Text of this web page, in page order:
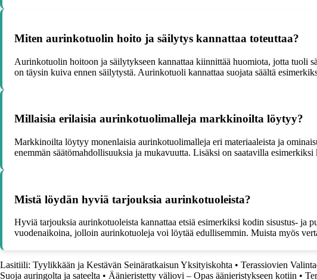
Miten aurinkotuolin hoito ja säilytys kannattaa toteuttaa?
Aurinkotuolin hoitoon ja säilytykseen kannattaa kiinnittää huomiota, jotta tuoli
on täysin kuiva ennen säilytystä. Aurinkotuoli kannattaa suojata säältä
Millaisia erilaisia aurinkotuolimalleja markkinoilta löytyy?
Markkinoilta löytyy monenlaisia aurinkotuolimalleja eri materiaaleista ja
enemmän säätömahdollisuuksia ja mukavuutta. Lisäksi on saatavilla
Mistä löydän hyviä tarjouksia aurinkotuoleista?
Hyviä tarjouksia aurinkotuoleista kannattaa etsiä esimerkiksi kodin sisustus- ja
vuodenaikoina, jolloin aurinkotuoleja voi löytää edullisemmin. Muista myös
Lasitiili: Tyylikkään ja Kestävän Seinäratkaisun Yksityiskohta • Terassiovien
Suoja auringolta ja sateelta • Äänieristetty väliovi – Opas äänieristykseen kotiin •